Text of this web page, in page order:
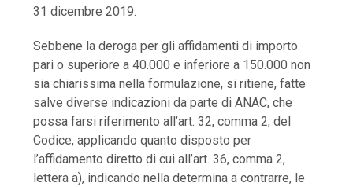
31 dicembre 2019.
Sebbene la deroga per gli affidamenti di importo
pari o superiore a 40.000 e inferiore a 150.000 non
sia chiarissima nella formulazione, si ritiene, fatte
salve diverse indicazioni da parte di ANAC, che
possa farsi riferimento all’art. 32, comma 2, del
Codice, applicando quanto disposto per
l’affidamento diretto di cui all’art. 36, comma 2,
lettera a), indicando nella determina a contrarre, le